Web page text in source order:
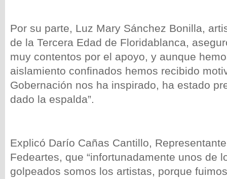
Por su parte, Luz Mary Sánchez Bonilla,
de la Tercera Edad de Floridablanca,
muy contentos por el apoyo, y aunque
aislamiento confinados hemos recibido
Gobernación nos ha inspirado, ha estado
dado la espalda”.
Explicó Darío Cañas Cantillo,
Fedeartes, que “infortunadamente unos de
golpeados somos los artistas, porque